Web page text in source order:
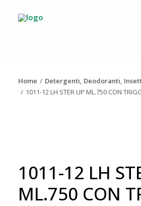
AZIENDA
CONTATTI
Home Detergenti, Deodoranti,
1011-12 LH STER UP ML.750 CON
1011-12 LH
ML.750 CON